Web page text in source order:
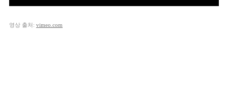
영상 출처: vimeo.com